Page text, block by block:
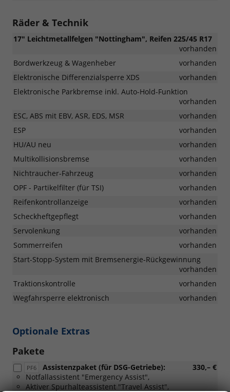
Räder & Technik
17" Leichtmetallfelgen "Nottingham", Reifen 225/45 R17
vorhanden
Bordwerkzeug & Wagenheber
vorhanden
Elektronische Differenzialsperre XDS
vorhanden
Elektronische Parkbremse inkl. Auto-Hold-Funktion
vorhanden
ESC, ABS mit EBV, ASR, EDS, MSR
vorhanden
ESP
vorhanden
HU/AU neu
vorhanden
Multikollisionsbremse
vorhanden
Nichtraucher-Fahrzeug
vorhanden
OPF - Partikelfilter (für TSI)
vorhanden
Reifenkontrollanzeige
vorhanden
Scheckheftgepflegt
vorhanden
Servolenkung
vorhanden
Sommerreifen
vorhanden
Start-Stopp-System mit Bremsenergie-Rückgewinnung
vorhanden
Traktionskontrolle
vorhanden
Wegfahrsperre elektronisch
vorhanden
Optionale Extras
Pakete
PF6 330,– €
Assistenzpaket (für DSG-Getriebe):
Notfallassistent "Emergency Assist",
Aktiver Spurhalteassistent "Travel Assist",